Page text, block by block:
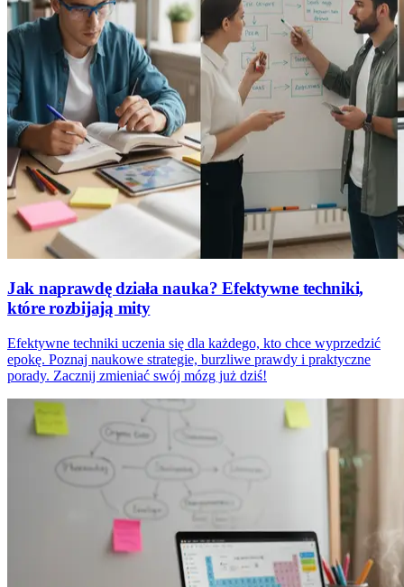
Jak naprawdę działa nauka? Efektywne techniki,
które rozbijają mity
Efektywne techniki uczenia się dla każdego, kto chce wyprzedzić
epokę. Poznaj naukowe strategie, burzliwe prawdy i praktyczne
porady. Zacznij zmieniać swój mózg już dziś!